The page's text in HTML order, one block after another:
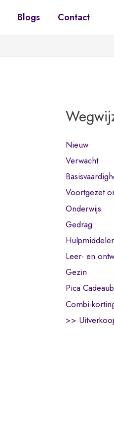
Blogs Contact
Nieuw
Verwacht
Voortgezet
Onderwijs
Gedrag
Leer- en
Gezin
Pica
Combi-
>>